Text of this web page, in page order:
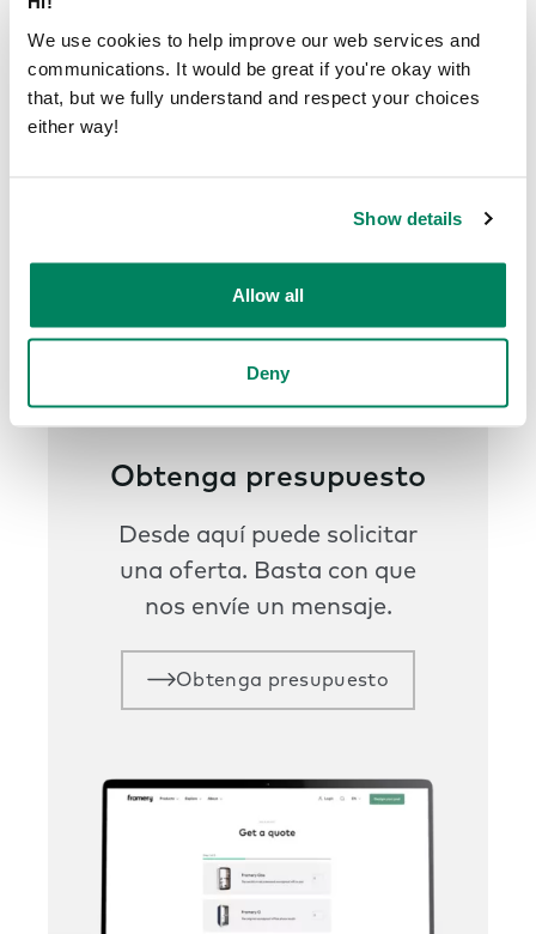
We use cookies to help improve our web services and
communications. It would be great if you're okay with
that, but we fully understand and respect your choices
either way!
Show details
Allow all
Deny
Obtenga presupuesto
Desde aquí puede solicitar
una oferta. Basta con que
nos envíe un mensaje.
Obtenga presupuesto